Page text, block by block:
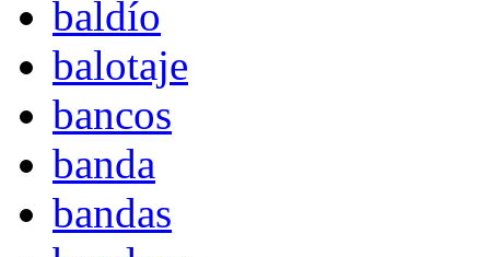
baldío
balotaje
bancos
banda
bandas